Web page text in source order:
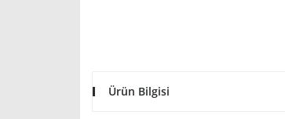
Ürün Bilgisi